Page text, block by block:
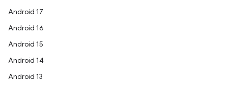
Android 17
Android 16
Android 15
Android 14
Android 13